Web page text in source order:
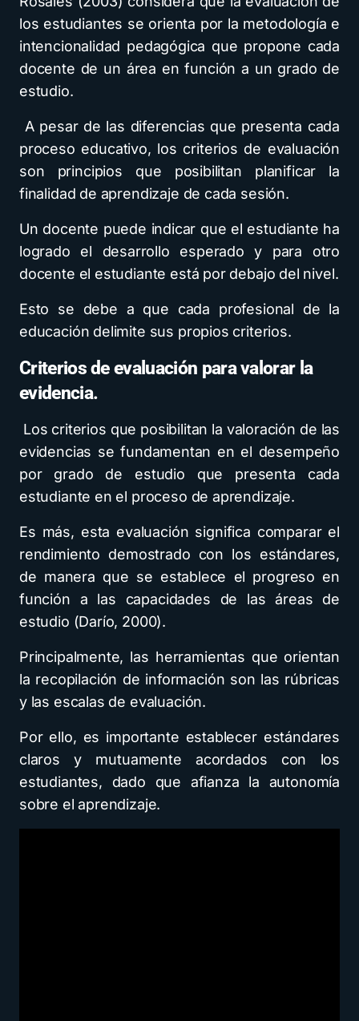
los estudiantes se orienta por la metodología e
intencionalidad pedagógica que propone cada
docente de un área en función a un grado de
estudio.
A pesar de las diferencias que presenta cada
proceso educativo, los criterios de evaluación
son principios que posibilitan planificar la
finalidad de aprendizaje de cada sesión.
Un docente puede indicar que el estudiante ha
logrado el desarrollo esperado y para otro
docente el estudiante está por debajo del nivel.
Esto se debe a que cada profesional de la
educación delimite sus propios criterios.
Criterios de evaluación para valorar la
evidencia.
Los criterios que posibilitan la valoración de las
evidencias se fundamentan en el desempeño
por grado de estudio que presenta cada
estudiante en el proceso de aprendizaje.
Es más, esta evaluación significa comparar el
rendimiento demostrado con los estándares,
de manera que se establece el progreso en
función a las capacidades de las áreas de
estudio (Darío, 2000).
Principalmente, las herramientas que orientan
la recopilación de información son las rúbricas
y las escalas de evaluación.
Por ello, es importante establecer estándares
claros y mutuamente acordados con los
estudiantes, dado que afianza la autonomía
sobre el aprendizaje.